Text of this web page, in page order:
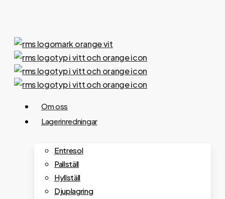
content
Menu
Om oss
Lagerinredningar
Entresol
Pallställ
Hyllställ
Djuplagring